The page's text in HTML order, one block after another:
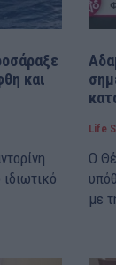
και
Life
Ο
με